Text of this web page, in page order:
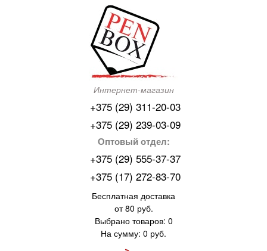
Интернет-магазин
+375 (29) 311-20-03
+375 (29) 239-03-09
Оптовый отдел:
+375 (29) 555-37-37
+375 (17) 272-83-70
Бесплатная доставка
от 80 руб.
Выбрано товаров: 0
На сумму: 0 руб.